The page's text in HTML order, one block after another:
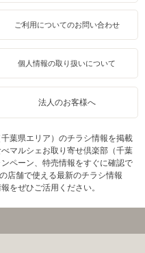
ご利用についてのお問い合わせ
個人情報の取り扱いについて
法人のお客様へ
葉県エリア）のチラシ情報を掲載
マルシェお取り寄せ倶楽部（千葉
ペーン、特売情報をすぐに確認で
店舗で使える最新のチラシ情報
をぜひご活用ください。